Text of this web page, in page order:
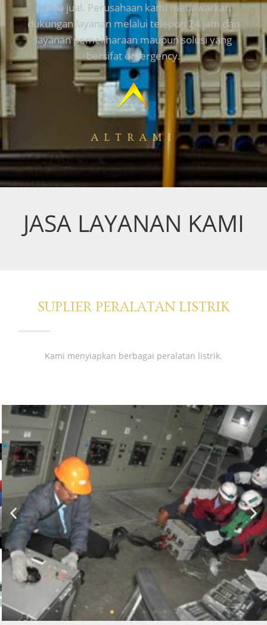
purna jual. Perusahaan kami menawarkan
dukungan layanan melalui telepon 24 jam dan
layanan pemeliharaan maupun solusi yang
bersifat emergency.
ALTRAMI
JASA LAYANAN KAMI
SUPLIER PERALATAN LISTRIK
Kami menyiapkan berbagai peralatan listrik.